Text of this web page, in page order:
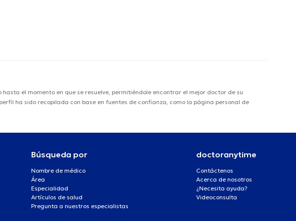
el momento en que se resuelve, permitiéndole encontrar el mejor doctor de su
ha sido recopilada con base en fuentes de confianza, como la página personal de
Búsqueda por
Nombre de médico
Área
Especialidad
Artículos de salud
Pregunta a nuestros especialistas
doctoranytime
Contáctenos
Acerca de nosotros
¿Necesita ayuda?
Videoconsulta